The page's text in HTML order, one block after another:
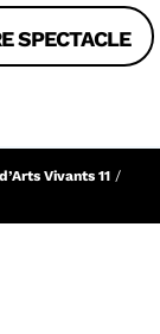
SPECTACLE
Vivants 11 /